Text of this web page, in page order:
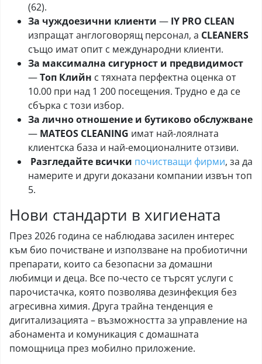
(62).
За чуждоезични клиенти — IY PRO CLEAN
изпращат англоговорящ персонал, а CLEANERS
също имат опит с международни клиенти.
За максимална сигурност и предвидимост
—Топ Клийн с тяхната перфектна оценка от
10.00 при над 1 200 посещения. Трудно е да се
сбърка с този избор.
За лично отношение и бутиково обслужване
— MATEOS CLEANING имат най-лоялната
клиентска база и най-емоционалните отзиви.
Разгледайте всички почистващи фирми, за да
намерите и други доказани компании извън топ
5.
Нови стандарти в хигиената
През 2026 година се наблюдава засилен интерес
към био почистване и използване на пробиотични
препарати, които са безопасни за домашни
любимци и деца. Все по-често се търсят услуги с
парочистачка, която позволява дезинфекция без
агресивна химия. Друга трайна тенденция е
дигитализацията – възможността за управление на
абонамента и комуникация с домашната
помощница през мобилно приложение.